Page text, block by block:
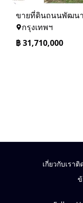
กรุงเทพฯ
฿31,710,000
เกี่ยวกับเราติ